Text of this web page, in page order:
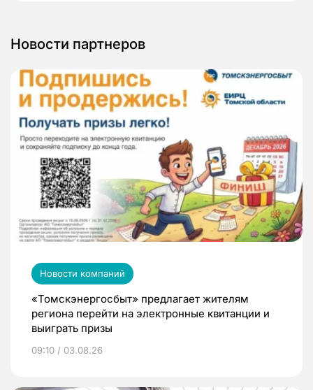
Новости партнеров
Новости компаний
«Томскэнергосбыт» предлагает жителям
региона перейти на электронные квитанции и
выиграть призы
09:10 / 03.08.26